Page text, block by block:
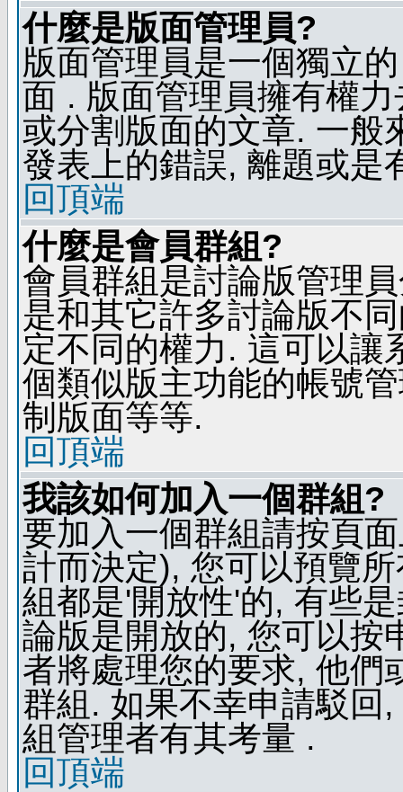
什麼是版面管理員?
版面管理員是一個獨立
面 . 版面管理員擁有權
或分割版面的文章. 一般
發表上的錯誤, 離題或是
回頂端
什麼是會員群組?
會員群組是討論版管理
是和其它許多討論版不
定不同的權力. 這可以讓
個類似版主功能的帳號
制版面等等.
回頂端
我該如何加入一個群組?
要加入一個群組請按頁
計而決定), 您可以預覽
組都是'開放性'的, 有些
論版是開放的, 您可以按
者將處理您的要求, 他們
群組. 如果不幸申請駁回
組管理者有其考量 .
回頂端